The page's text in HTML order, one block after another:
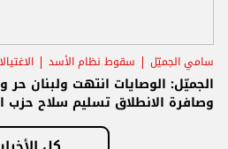
سامي الجميّل سقوط نظام الأسد
الجميّل: الوصايات انتهت ولبنان
وصافرة الانطلاق تسليم سلاح حزب